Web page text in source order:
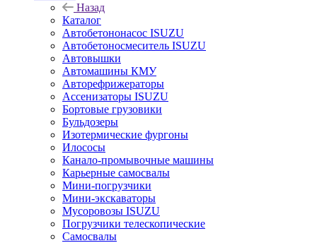
Назад
Каталог
Автобетононасос ISUZU
Автобетоносмеситель ISUZU
Автовышки
Автомашины КМУ
Авторефрижераторы
Ассенизаторы ISUZU
Бортовые грузовики
Бульдозеры
Изотермические фургоны
Илососы
Канало-промывочные машины
Карьерные самосвалы
Мини-погрузчики
Мини-экскаваторы
Мусоровозы ISUZU
Погрузчики телескопические
Самосвалы